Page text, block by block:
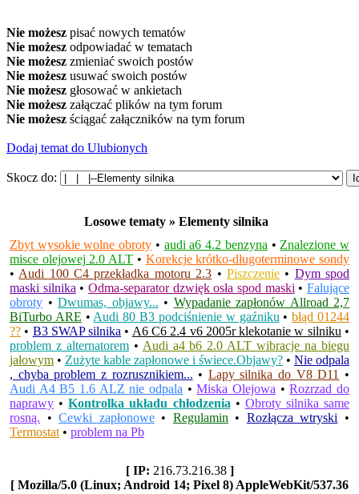
Nie możesz pisać nowych tematów
Nie możesz odpowiadać w tematach
Nie możesz zmieniać swoich postów
Nie możesz usuwać swoich postów
Nie możesz głosować w ankietach
Nie możesz załączać plików na tym forum
Nie możesz ściągać załączników na tym forum
Dodaj temat do Ulubionych
Skocz do:
Losowe tematy » Elementy silnika
Zbyt wysokie wolne obroty • audi a6 4.2 benzyna • Znalezione w
misce olejowej 2.0 ALT • Korekcje krótko-długoterminowe sondy
• Audi 100 C4 przekładka motoru 2.3 • Piszczenie• Dym spod
maski silnika •Odma-separator dzwięk osła spod maski •Falujące
obroty • Dwumas, objawy... • Wypadanie zapłonów Allroad 2,7
BiTurbo ARE • Audi 80 B3 podciśnienie w gaźniku •błąd 01244
?? • B3 SWAP silnika • A6 C6 2.4 v6 2005r klekotanie w silniku •
problem z alternatorem• Audi a4 b6 2.0 ALT wibracje na biegu
jałowym • Zużyte kable zapłonowe i świece.Objawy? • Nie odpala
, chyba problem z rozrusznikiem... • Lapy silnika do V8 D11
•
Audi A4 B5 1.6 ALZ nie odpala •Miska Olejowa •Rozrzad do
naprawy •Kontrolka układu chłodzenia • Obroty silnika same
rosną. •Cewki zapłonowe• Regulamin • Rozłącza wtryski •
Termostat • problem na Pb
[ IP: 216.73.216.38 ]
[ Mozilla/5.0 (Linux; Android 14; Pixel 8) AppleWebKit/537.36